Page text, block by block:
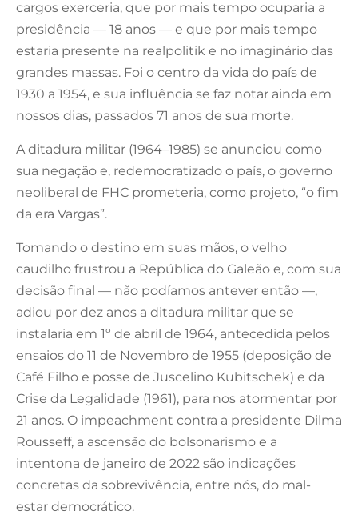
cargos exerceria, que por mais tempo ocuparia a
presidência — 18 anos — e que por mais tempo
estaria presente na realpolitik e no imaginário das
grandes massas. Foi o centro da vida do país de
1930 a 1954, e sua influência se faz notar ainda em
nossos dias, passados 71 anos de sua morte.
A ditadura militar (1964–1985) se anunciou como
sua negação e, redemocratizado o país, o governo
neoliberal de FHC prometeria, como projeto, “o fim
da era Vargas”.
Tomando o destino em suas mãos, o velho
caudilho frustrou a República do Galeão e, com sua
decisão final — não podíamos antever então —,
adiou por dez anos a ditadura militar que se
instalaria em 1º de abril de 1964, antecedida pelos
ensaios do 11 de Novembro de 1955 (deposição de
Café Filho e posse de Juscelino Kubitschek) e da
Crise da Legalidade (1961), para nos atormentar por
21 anos. O impeachment contra a presidente Dilma
Rousseff, a ascensão do bolsonarismo e a
intentona de janeiro de 2022 são indicações
concretas da sobrevivência, entre nós, do mal-
estar democrático.